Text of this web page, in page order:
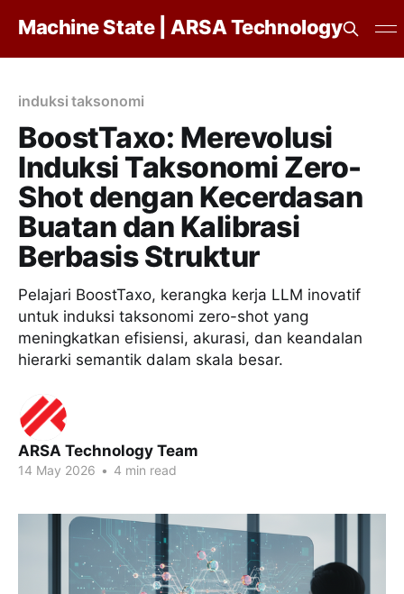
Machine State | ARSA Technology
induksi taksonomi
BoostTaxo: Merevolusi
Induksi Taksonomi Zero-
Shot dengan Kecerdasan
Buatan dan Kalibrasi
Berbasis Struktur
Pelajari BoostTaxo, kerangka kerja LLM inovatif
untuk induksi taksonomi zero-shot yang
meningkatkan efisiensi, akurasi, dan keandalan
hierarki semantik dalam skala besar.
ARSA Technology Team
14 May 2026 • 4 min read